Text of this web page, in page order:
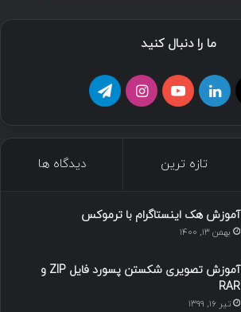
ما را دنبال کنید
د
ی
و
ت
گ
ا
تازه ترین دیدگاه ها
آموزش هک اینستاگرام با ترموکس
بهمن ۱۳, ۱۴۰۰
آموزش تصویری شکستن پسورد فایل ZIP و
RAR
تیر ۱۶, ۱۳۹۹